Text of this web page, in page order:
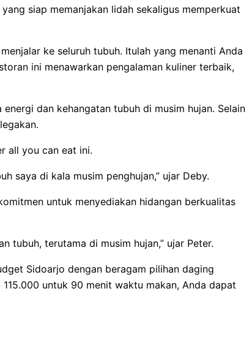
siap memanjakan lidah sekaligus memperkuat
ke seluruh tubuh. Itulah yang menanti Anda
ini menawarkan pengalaman kuliner terbaik,
dan kehangatan tubuh di musim hujan. Selain
all you can eat ini.
saya di kala musim penghujan,” ujar Deby.
untuk menyediakan hidangan berkualitas
tubuh, terutama di musim hujan,” ujar Peter.
Sidoarjo dengan beragam pilihan daging
untuk 90 menit waktu makan, Anda dapat